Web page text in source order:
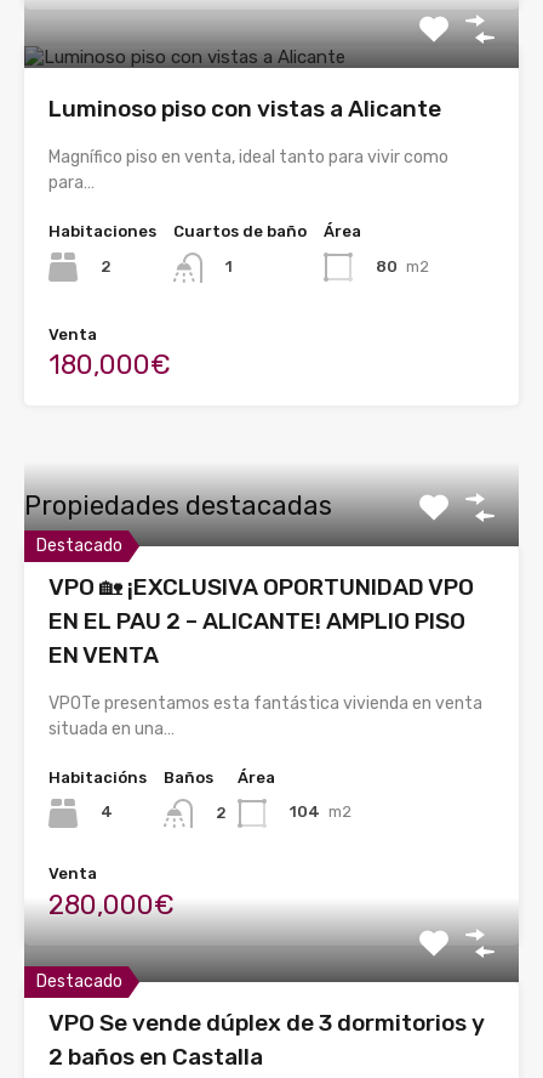
Luminoso piso con vistas a Alicante
Magnífico piso en venta, ideal tanto para vivir como
para…
Habitaciones
2
Cuartos de baño
1
Área
80 m2
Venta
180,000€
Propiedades destacadas
Destacado
VPO 🏡 ¡EXCLUSIVA OPORTUNIDAD VPO
EN EL PAU 2 – ALICANTE! AMPLIO PISO
EN VENTA
VPOTe presentamos esta fantástica vivienda en venta
situada en una…
Habitacións
4
Baños
2
Área
104 m2
Venta
280,000€
Destacado
VPO Se vende dúplex de 3 dormitorios y
2 baños en Castalla